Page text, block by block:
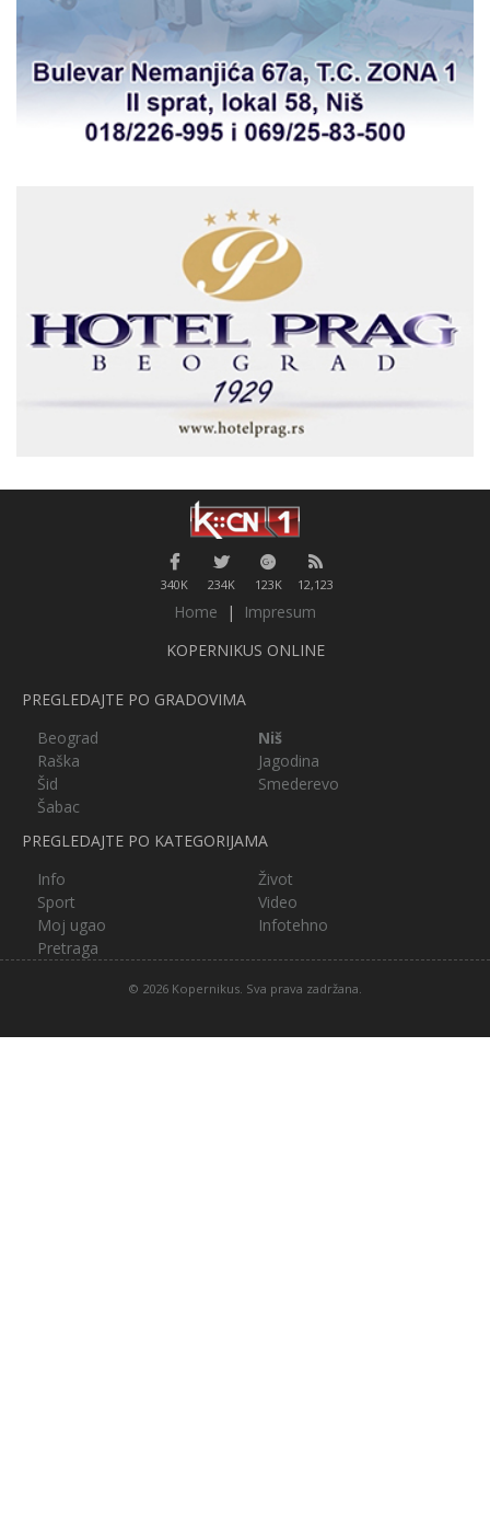
340K 234K 123K 12,123
Home |
Impresum
KOPERNIKUS ONLINE
PREGLEDAJTE PO GRADOVIMA
Beograd
Niš
Raška
Jagodina
Šid
Smederevo
Šabac
PREGLEDAJTE PO KATEGORIJAMA
Info
Život
Sport
Video
Moj ugao
Infotehno
Pretraga
© 2026 Kopernikus. Sva prava zadržana.